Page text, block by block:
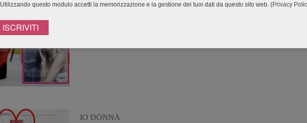
IO DONNA
Utilizzando questo modulo accetti la memorizzazione e la gestione dei tuoi dati da questo sito web. (Privacy